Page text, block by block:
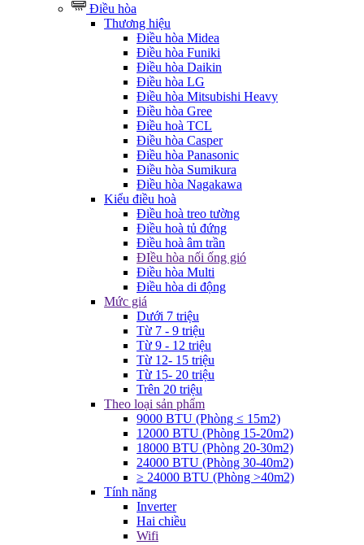
Điều hòa
Thương hiệu
Điều hòa Midea
Điều hòa Funiki
Điều hòa Daikin
Điều hòa LG
Điều hòa Mitsubishi Heavy
Điều hòa Gree
Điều hoà TCL
Điều hòa Casper
Điều hòa Panasonic
Điều hòa Sumikura
Điều hòa Nagakawa
Kiểu điều hoà
Điều hoà treo tường
Điều hoà tủ đứng
Điều hoà âm trần
ĐIều hòa nối ống gió
Điều hòa Multi
Điều hòa di động
Mức giá
Dưới 7 triệu
Từ 7 - 9 triệu
Từ 9 - 12 triệu
Từ 12- 15 triệu
Từ 15- 20 triệu
Trên 20 triệu
Theo loại sản phẩm
9000 BTU (Phòng ≤ 15m2)
12000 BTU (Phòng 15-20m2)
18000 BTU (Phòng 20-30m2)
24000 BTU (Phòng 30-40m2)
≥ 24000 BTU (Phòng >40m2)
Tính năng
Inverter
Hai chiều
Wifi